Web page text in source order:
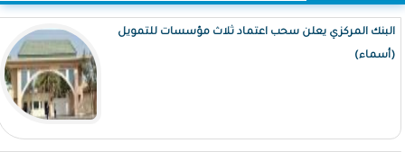
البنك المركزي يعلن سحب اعتماد ثلاث مؤسسات للتمويل
(أسماء)